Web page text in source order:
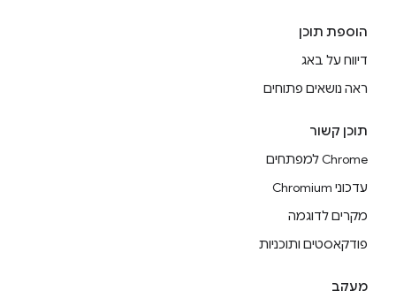
הוספת תוכן
דיווח על באג
ראה נושאים פתוחים
תוכן קשור
Chrome למפתחים
עדכוני Chromium
מקרים לדוגמה
פודקאסטים ותוכניות
מעקב